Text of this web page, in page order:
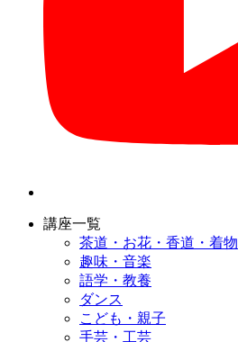
講座一覧
茶道・お花・香道・着物
趣味・音楽
語学・教養
ダンス
こども・親子
手芸・工芸